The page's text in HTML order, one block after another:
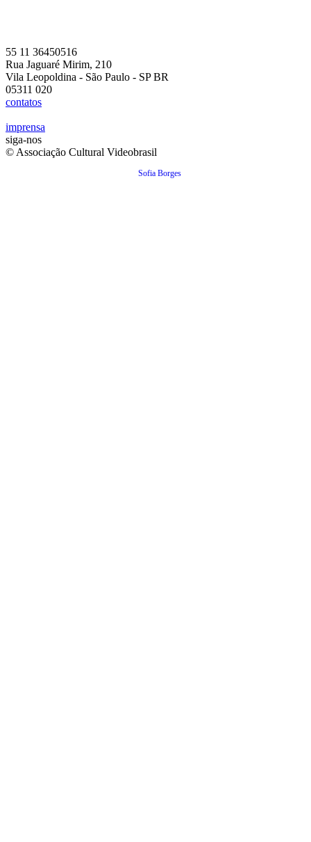
Sofia Borges
55 11 36450516
Rua Jaguaré Mirim, 210
Vila Leopoldina - São Paulo - SP BR
05311 020
contatos
imprensa
siga-nos
© Associação Cultural Videobrasil